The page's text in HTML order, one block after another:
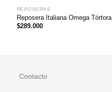
REPOSERAS
Reposera Italiana Omega Tórtora
$289.000
Contacto